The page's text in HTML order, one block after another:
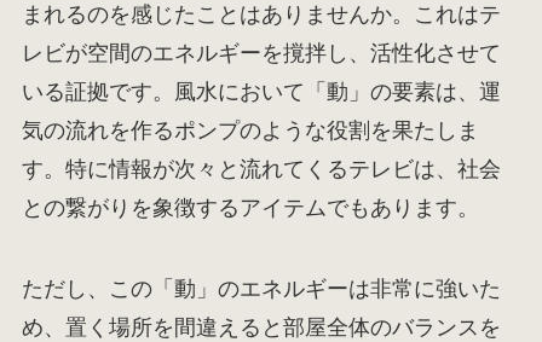
まれるのを感じたことはありませんか。これはテ
レビが空間のエネルギーを撹拌し、活性化させて
いる証拠です。風水において「動」の要素は、運
気の流れを作るポンプのような役割を果たしま
す。特に情報が次々と流れてくるテレビは、社会
との繋がりを象徴するアイテムでもあります。
ただし、この「動」のエネルギーは非常に強いた
め、置く場所を間違えると部屋全体のバランスを